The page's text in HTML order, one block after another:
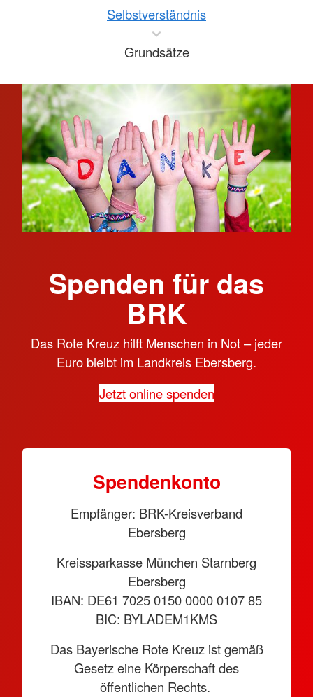
Selbstverständnis
Grundsätze
Spenden für das
BRK
Das Rote Kreuz hilft Menschen in Not – jeder
Euro bleibt im Landkreis Ebersberg.
Jetzt online spenden
Spendenkonto
Empfänger: BRK-Kreisverband
Ebersberg
Kreissparkasse München Starnberg
Ebersberg
IBAN: DE61 7025 0150 0000 0107 85
BIC: BYLADEM1KMS
Das Bayerische Rote Kreuz ist gemäß
Gesetz eine Körperschaft des
öffentlichen Rechts.